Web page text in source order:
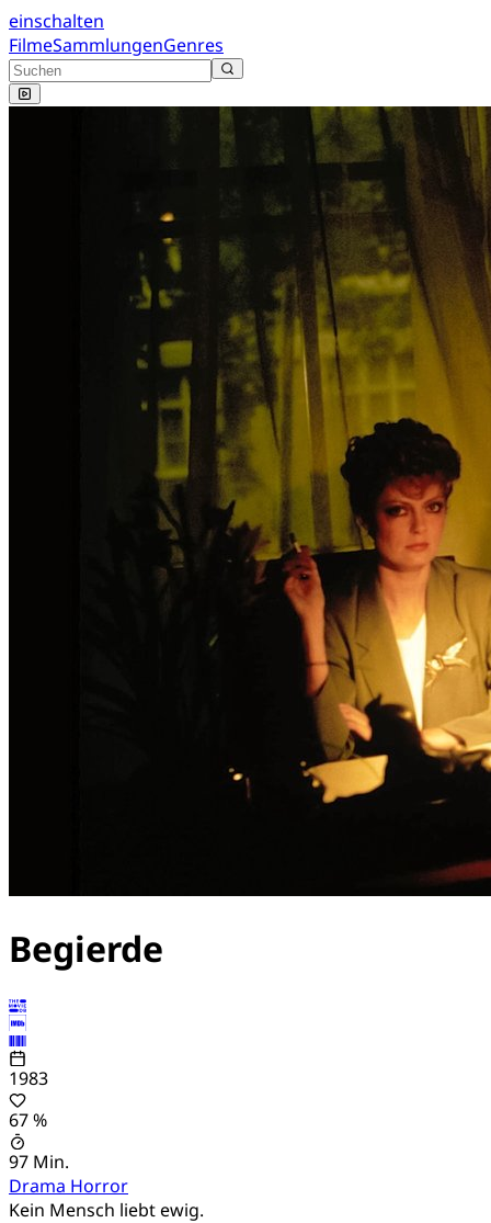
einschalten
FilmeSammlungenGenres
Begierde
1983
67 %
97 Min.
Drama Horror
Kein Mensch liebt ewig.